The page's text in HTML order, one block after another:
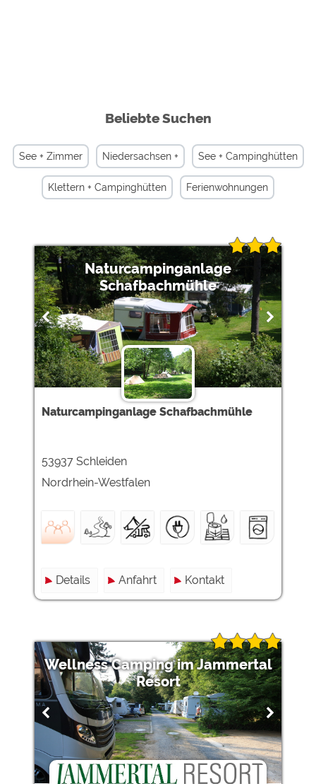
Beliebte Suchen
See + Zimmer Niedersachsen + See + Campinghütten
Klettern + Campinghütten Ferienwohnungen
Eifel + Ferienwohnungen
Mobilheimstellplätze + Ferienwohnungen
Niedersachsen + Ferienwohnungen
Region + Ferienwohnungen
Dusch- und Toilettenräume barrierefrei + Insel Usedom +
Nordsee + Miet-Wohnwagen +
Spezielle Angebote zur Elektromobilität +
Hundefreundliche Angebote + Miet-Mobilheime
Naturcampinganlage
Schafbachmühle
Naturcampinganlage Schafbachmühle
53937 Schleiden
Nordrhein-Westfalen
Details Anfahrt Kontakt
Wellness Camping im Jammertal
Resort